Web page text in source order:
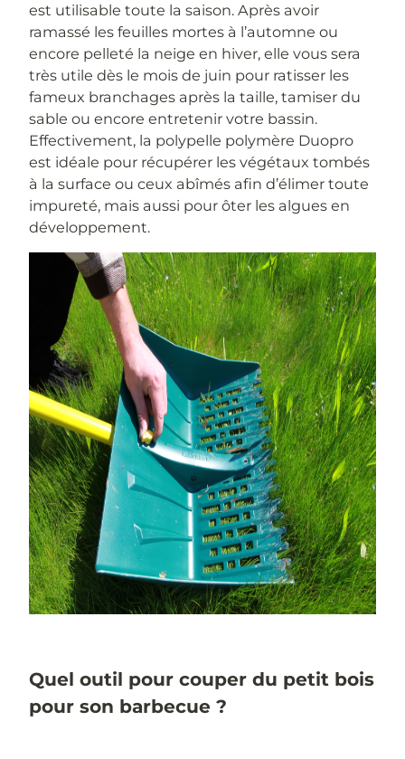
est utilisable toute la saison. Après avoir
ramassé les feuilles mortes à l’automne ou
encore pelleté la neige en hiver, elle vous sera
très utile dès le mois de juin pour ratisser les
fameux branchages après la taille, tamiser du
sable ou encore entretenir votre bassin.
Effectivement, la polypelle polymère Duopro
est idéale pour récupérer les végétaux tombés
à la surface ou ceux abîmés afin d’élimer toute
impureté, mais aussi pour ôter les algues en
développement.
Quel outil pour couper du petit bois
pour son barbecue ?